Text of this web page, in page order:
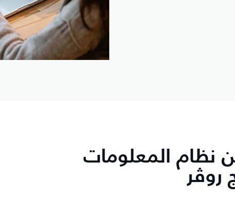
المعلومات
روڤر